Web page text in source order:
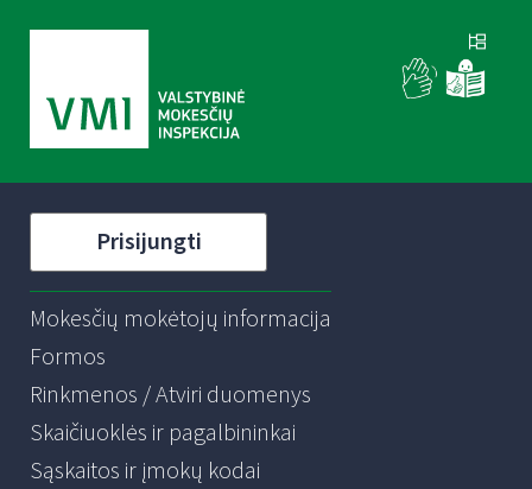
Prisijungti
Mokesčių mokėtojų informacija
Formos
Rinkmenos / Atviri duomenys
Skaičiuoklės ir pagalbininkai
Sąskaitos ir įmokų kodai